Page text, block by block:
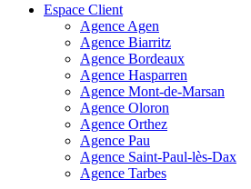
Espace Client
Agence Agen
Agence Biarritz
Agence Bordeaux
Agence Hasparren
Agence Mont-de-Marsan
Agence Oloron
Agence Orthez
Agence Pau
Agence Saint-Paul-lès-Dax
Agence Tarbes